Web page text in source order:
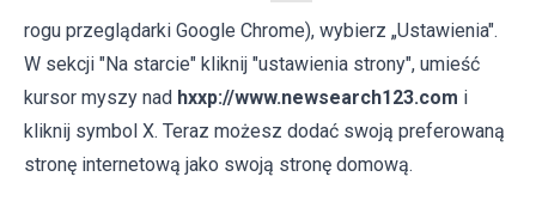
rogu przeglądarki Google Chrome), wybierz „Ustawienia".
W sekcji "Na starcie" kliknij "ustawienia strony", umieść
kursor myszy nad hxxp://www.newsearch123.com i
kliknij symbol X. Teraz możesz dodać swoją preferowaną
stronę internetową jako swoją stronę domową.